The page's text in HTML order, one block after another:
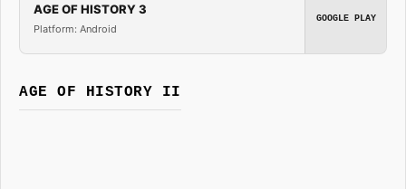
AGE OF HISTORY 3
Platform: Android
GOOGLE PLAY
AGE OF HISTORY II